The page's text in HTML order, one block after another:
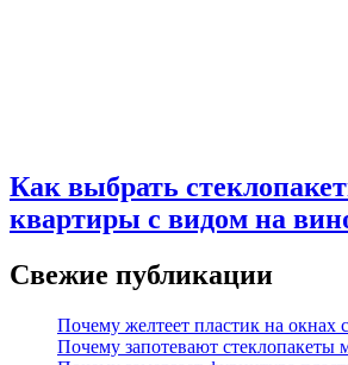
Как выбрать
квартиры с видом на
Свежие публикации
Почему желтеет пластик на окнах
Почему запотевают стеклопакеты